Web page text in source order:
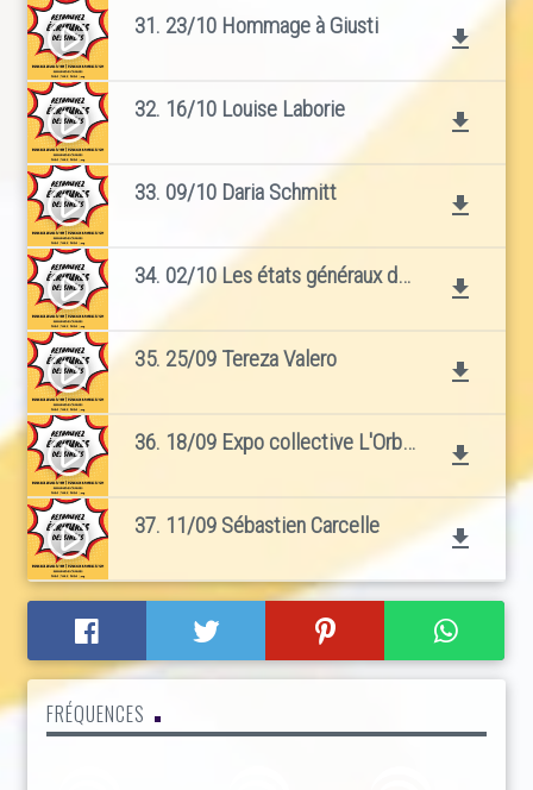
play_circle_filled 31. 23/10 Hommage à Giusti file_download
play_circle_filled 32. 16/10 Louise Laborie file_download
play_circle_filled 33. 09/10 Daria Schmitt file_download
play_circle_filled 34. 02/10 Les états généraux de la bande dessinée avec Denis Bajram et hommage à Gwenaël Manach file_download
play_circle_filled 35. 25/09 Tereza Valero file_download
play_circle_filled 36. 18/09 Expo collective L'Orbise file_download
play_circle_filled 37. 11/09 Sébastien Carcelle file_download
FRÉQUENCES